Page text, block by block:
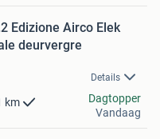
Edizione Airco Elek
deurvergre
Details
km
Dagtopper
Vandaag